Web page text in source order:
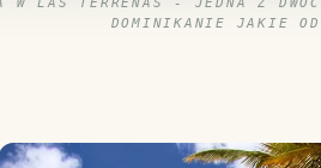
W LAS TERRENAS - JEDNA Z
DOMINIKANIE JAKIE